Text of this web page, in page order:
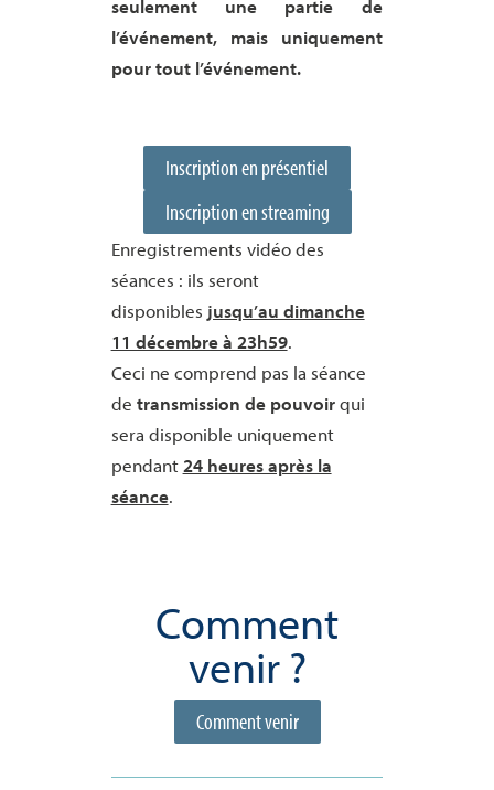
seulement une partie de
l’événement, mais uniquement
pour tout l’événement.
Inscription en présentiel
Inscription en streaming
Enregistrements vidéo des
séances : ils seront
disponibles jusqu’au dimanche
11 décembre à 23h59.
Ceci ne comprend pas la séance
de transmission de pouvoirqui
sera disponible uniquement
pendant24 heures après la
séance.
Comment
venir ?
Comment venir